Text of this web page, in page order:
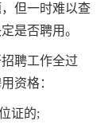
但一时难以查
是否聘用。
聘工作全过
资格：
证的;